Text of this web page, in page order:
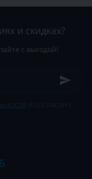
и скидках?
с выгодой!